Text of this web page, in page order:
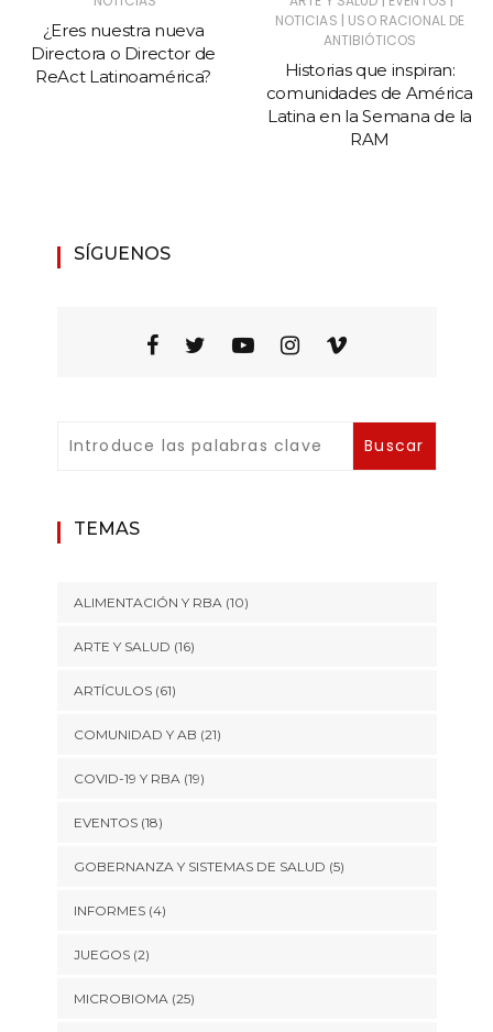
¿Eres nuestra nueva
Directora o Director de
ReAct Latinoamérica?
NOTICIAS | USO RACIONAL DE
ANTIBIÓTICOS
Historias que inspiran:
comunidades de América
Latina en la Semana de la
RAM
SÍGUENOS
TEMAS
ALIMENTACIÓN Y RBA (10)
ARTE Y SALUD (16)
ARTÍCULOS(61)
COMUNIDAD Y AB (21)
COVID-19 Y RBA (19)
EVENTOS(18)
GOBERNANZA Y SISTEMAS DE SALUD (5)
INFORMES(4)
JUEGOS(2)
MICROBIOMA (25)